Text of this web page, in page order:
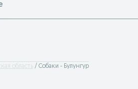
область Собаки - Булунгур